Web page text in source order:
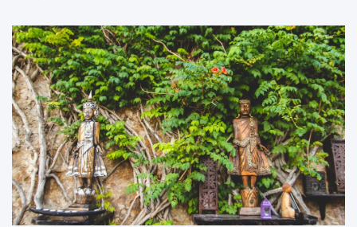
n
a
P
ó
ł
w
y
s
p
i
e
H
e